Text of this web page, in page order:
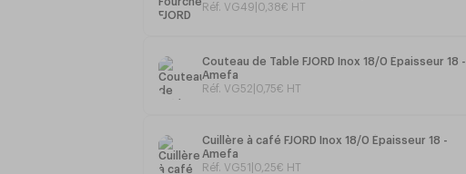
Réf. VG49 0 38€ HT
Couteau de Table FJORD Inox 18/0 Épaisseur 18 -
Amefa
Réf. VG52 075€ HT
Cuillère à café FJORD Inox 18/0 Épaisseur 18 -
Amefa
Réf. VG51 0 25€ HT